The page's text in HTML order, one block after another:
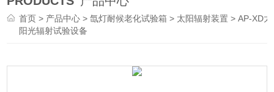
首页 > 产品中心 >氙灯耐候老化试验箱 > 太阳辐射装置 > AP-XD太
阳光辐射试验设备